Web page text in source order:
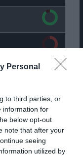
Personal
to third parties, or
information for
below opt-out
note that after your
seeing
utilized by